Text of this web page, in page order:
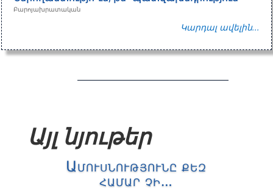
Բարոյախրատական
Կարդալ ավելին...
Այլ նյութեր
Ամուսնությունը քեզ
համար չի…